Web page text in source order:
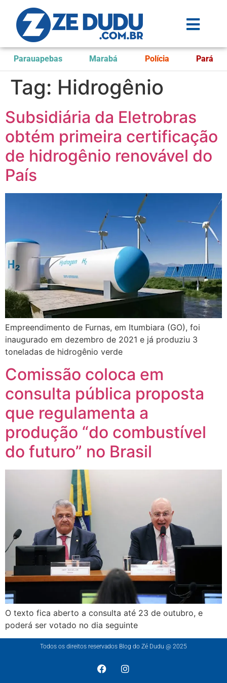
Parauapebas Marabá Polícia Pará
Tag: Hidrogênio
Subsidiária da Eletrobras
obtém primeira certificação
de hidrogênio renovável do
País
Empreendimento de Furnas, em Itumbiara (GO), foi
inaugurado em dezembro de 2021 e já produziu 3
toneladas de hidrogênio verde
Comissão coloca em
consulta pública proposta
que regulamenta a
produção “do combustível
do futuro” no Brasil
O texto fica aberto a consulta até 23 de outubro, e
poderá ser votado no dia seguinte
Todos os direitos reservados Blog do Zé Dudu @ 2025